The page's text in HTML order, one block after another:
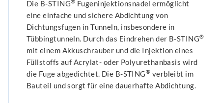
Die B-STING® Fugeninjektionsnadel ermöglicht
eine einfache und sichere Abdichtung von
Dichtungsfugen in Tunneln, insbesondere in
Tübbingtunneln. Durch das Eindrehen der B-STING®
mit einem Akkuschrauber und die Injektion eines
Füllstoffs auf Acrylat- oder Polyurethanbasis wird
die Fuge abgedichtet. Die B-STING® verbleibt im
Bauteil und sorgt für eine dauerhafte Abdichtung.